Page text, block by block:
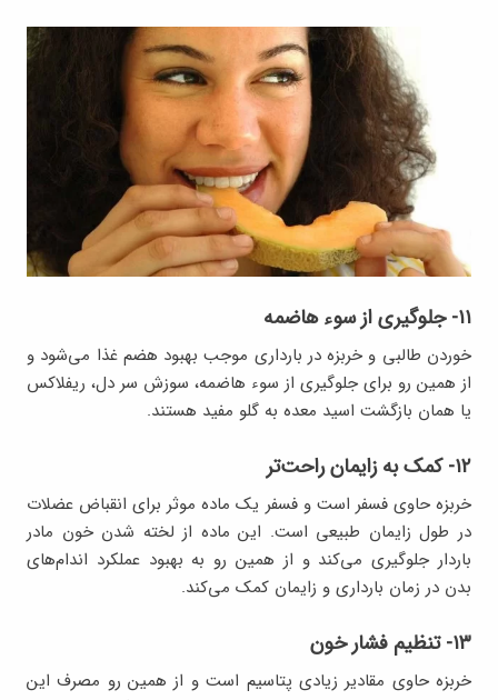
۱۱- جلوگیری از سوء هاضمه
خوردن طالبی و خربزه در بارداری موجب بهبود هضم غذا می‌شود و
از همین رو برای جلوگیری از سوء هاضمه، سوزش سر دل، ریفلاکس
یا همان بازگشت اسید معده به گلو مفید هستند.
۱۲- کمک به زایمان راحت‌تر
خربزه حاوی فسفر است و فسفر یک ماده موثر برای انقباض عضلات
در طول زایمان طبیعی است. این ماده از لخته شدن خون مادر
باردار جلوگیری می‌کند و از همین رو به بهبود عملکرد اندام‌های
بدن در زمان بارداری و زایمان کمک می‌کند.
۱۳- تنظیم فشار خون
خربزه حاوی مقادیر زیادی پتاسیم است و از همین رو مصرف این